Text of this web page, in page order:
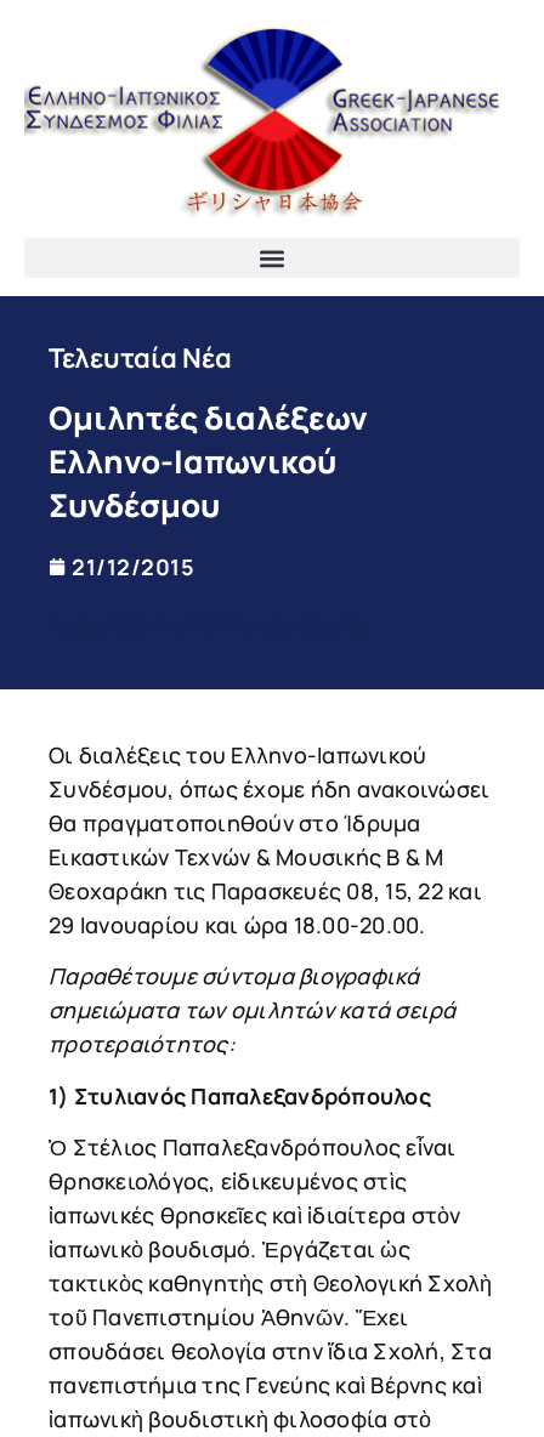
Τελευταία Νέα
Ομιλητές διαλέξεων
Ελληνο-Ιαπωνικού
Συνδέσμου
21/12/2015
Οι διαλέξεις του Ελληνο-Ιαπωνικού
Συνδέσμου, όπως έχομε ήδη ανακοινώσει
θα πραγματοποιηθούν στο Ίδρυμα
Εικαστικών Τεχνών & Μουσικής Β & Μ
Θεοχαράκη τις Παρασκευές 08, 15, 22 και
29 Ιανουαρίου και ώρα 18.00-20.00.
Παραθέτουμε σύντομα βιογραφικά
σημειώματα των ομιλητών κατά σειρά
προτεραιότητος:
1) Στυλιανός Παπαλεξανδρόπουλος
Ὁ Στέλιος Παπαλεξανδρόπουλος εἶναι
θρησκειολόγος, εἰδικευμένος στὶς
ἰαπωνικές θρησκεῖες καὶ ἰδιαίτερα στὸν
ἰαπωνικὸ βουδισμό. Ἐργάζεται ὡς
τακτικὸς καθηγητὴς στὴ Θεολογική Σχολὴ
τοῦ Πανεπιστημίου Ἀθηνῶν. Ἔχει
σπουδάσει θεολογία στην ἴδια Σχολή, Στα
πανεπιστήμια της Γενεύης καὶ Βέρνης καὶ
ἰαπωνικὴ βουδιστικὴ φιλοσοφία στὸ